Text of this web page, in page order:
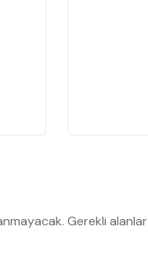
Gerekli alanlar